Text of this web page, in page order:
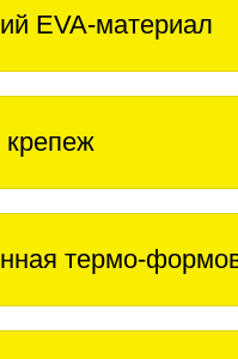
EVA-материал
термо-